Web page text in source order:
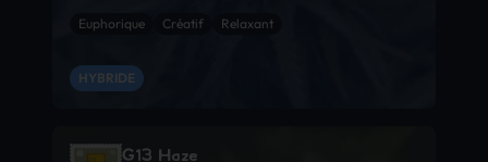
Euphorique Créatif Relaxant
HYBRIDE
G13 Haze